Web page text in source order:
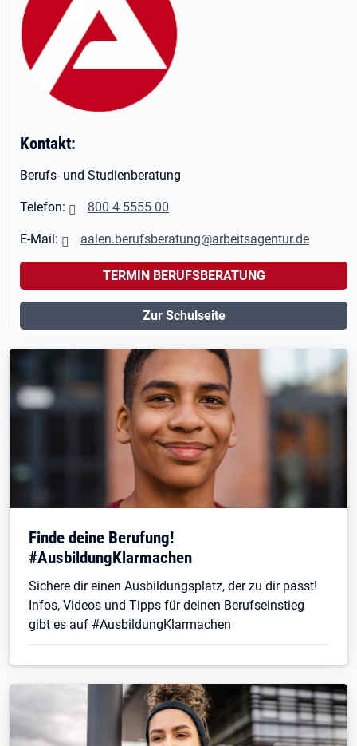
Kontakt:
Berufs- und Studienberatung
Telefon: 800 4 5555 00
E-Mail: aalen.berufsberatung@arbeitsagentur.de
TERMIN BERUFSBERATUNG
Zur Schulseite
Finde deine Berufung!
#AusbildungKlarmachen
Sichere dir einen Ausbildungsplatz, der zu dir passt!
Infos, Videos und Tipps für deinen Berufseinstieg
gibt es auf #AusbildungKlarmachen